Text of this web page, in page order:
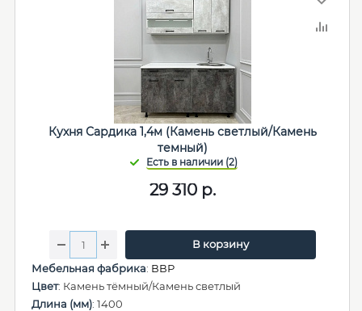
Кухня Сардика 1,4м (Камень светлый/Камень
темный)
29 310 р.
В корзину
Мебельная фабрика: ВВР
Цвет: Камень тёмный/Камень светлый
Длина (мм): 1400